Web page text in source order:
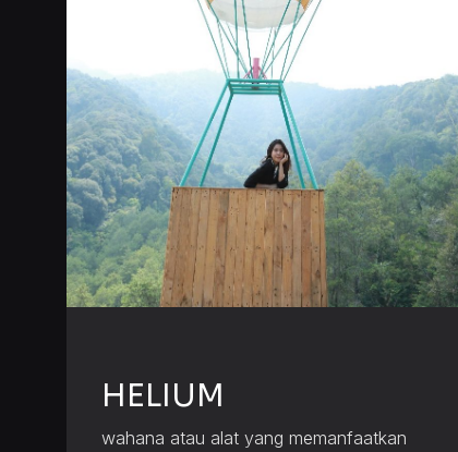
HELIUM
wahana atau alat yang memanfaatkan